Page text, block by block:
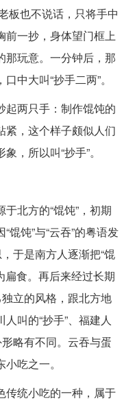
板也不说话，只将手中
前一抄，身体望门框上
那玩意。一分钟后，那
中大叫“抄手二两”。
起两只手：制作馄饨的
紧，这个样子颇似人们
，所以叫“抄手”。
北方的“馄饨”，初期
馄饨”与“云吞”的粤语发
于是南方人逐渐把“馄
扁食。再后来经过长期
立的风格，跟北方地
叫的“抄手”、福建人
略有不同。云吞与蛋
吃之一。
传统小吃的一种，属于